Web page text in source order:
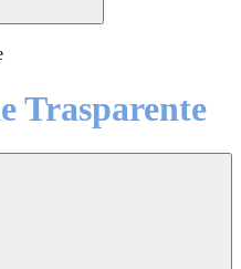
Trasparente